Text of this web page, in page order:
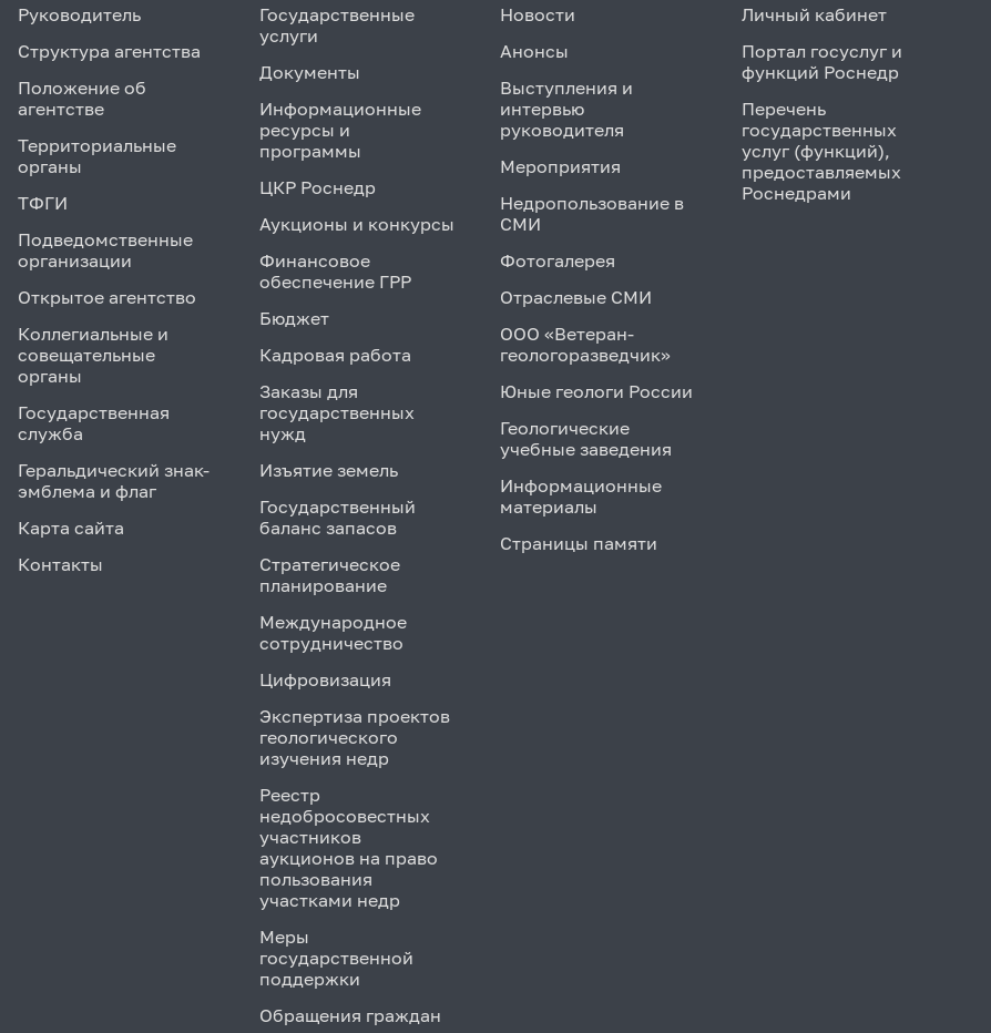
Руководитель
Структура агентства
Положение об
агентстве
Территориальные
органы
ТФГИ
Подведомственные
организации
Открытое агентство
Коллегиальные и
совещательные
органы
Государственная
служба
Геральдический знак-
эмблема и флаг
Карта сайта
Контакты
Государственные
услуги
Документы
Информационные
ресурсы и
программы
ЦКР Роснедр
Аукционы и конкурсы
Финансовое
обеспечение ГРР
Бюджет
Кадровая работа
Заказы для
государственных
нужд
Изъятие земель
Государственный
баланс запасов
Стратегическое
планирование
Международное
сотрудничество
Цифровизация
Экспертиза проектов
геологического
изучения недр
Реестр
недобросовестных
участников
аукционов на право
пользования
участками недр
Меры
государственной
поддержки
Обращения граждан
Новости
Анонсы
Выступления и
интервью
руководителя
Мероприятия
Недропользование в
СМИ
Фотогалерея
Отраслевые СМИ
ООО «Ветеран-
геологоразведчик»
Юные геологи России
Геологические
учебные заведения
Информационные
материалы
Страницы памяти
Личный кабинет
Портал госуслуг и
функций Роснедр
Перечень
государственных
услуг (функций),
предоставляемых
Роснедрами